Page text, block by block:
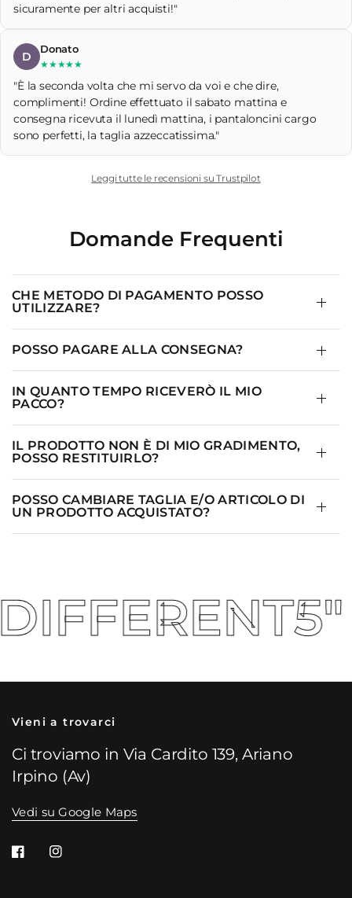
sicuramente per altri acquisti!"
D
Donato
★★★★★
"È la seconda volta che mi servo da voi e che dire,
complimenti! Ordine effettuato il sabato mattina e
consegna ricevuta il lunedì mattina, i pantaloncini cargo
sono perfetti, la taglia azzeccatissima."
Leggi tutte le recensioni su Trustpilot
Domande Frequenti
CHE METODO DI PAGAMENTO POSSO
UTILIZZARE?
POSSO PAGARE ALLA CONSEGNA?
IN QUANTO TEMPO RICEVERÒ IL MIO
PACCO?
IL PRODOTTO NON È DI MIO GRADIMENTO,
POSSO RESTITUIRLO?
POSSO CAMBIARE TAGLIA E/O ARTICOLO DI
UN PRODOTTO ACQUISTATO?
🚀
Vieni a trovarci
Ci troviamo in Via Cardito 139, Ariano
Irpino (Av)
Vedi su Google Maps